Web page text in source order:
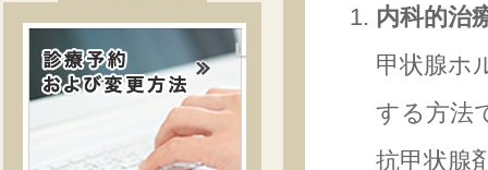
内科的治
甲状腺ホ
する方法
抗甲状腺